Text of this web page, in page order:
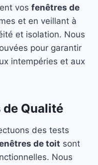
vos fenêtres de
et en veillant à
et isolation. Nous
pour garantir
intempéries et aux
de Qualité
des tests
de toit sont
Nous